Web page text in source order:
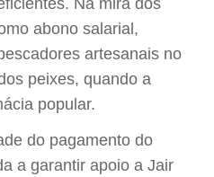
Na mira dos
abono salarial,
artesanais no
peixes, quando a
popular.
do pagamento do
a garantir apoio a Jair